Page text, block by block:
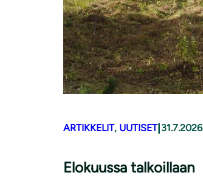
ARTIKKELIT, UUTISET| 31.7.2026
Elokuussa talkoillaan